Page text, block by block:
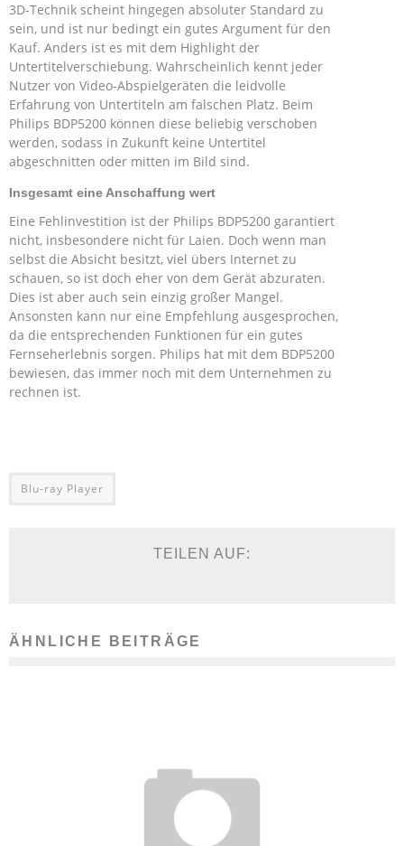
3D-Technik scheint hingegen absoluter Standard zu
sein, und ist nur bedingt ein gutes Argument für den
Kauf. Anders ist es mit dem Highlight der
Untertitelverschiebung. Wahrscheinlich kennt jeder
Nutzer von Video-Abspielgeräten die leidvolle
Erfahrung von Untertiteln am falschen Platz. Beim
Philips BDP5200 können diese beliebig verschoben
werden, sodass in Zukunft keine Untertitel
abgeschnitten oder mitten im Bild sind.
Insgesamt eine Anschaffung wert
Eine Fehlinvestition ist der Philips BDP5200 garantiert
nicht, insbesondere nicht für Laien. Doch wenn man
selbst die Absicht besitzt, viel übers Internet zu
schauen, so ist doch eher von dem Gerät abzuraten.
Dies ist aber auch sein einzig großer Mangel.
Ansonsten kann nur eine Empfehlung ausgesprochen,
da die entsprechenden Funktionen für ein gutes
Fernseherlebnis sorgen. Philips hat mit dem BDP5200
bewiesen, das immer noch mit dem Unternehmen zu
rechnen ist.
Blu-ray Player
TEILEN AUF:
ÄHNLICHE BEITRÄGE